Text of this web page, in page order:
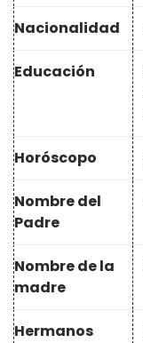
Nacionalidad
Educación
Horóscopo
Nombre del
Padre
Nombre de la
madre
Hermanos